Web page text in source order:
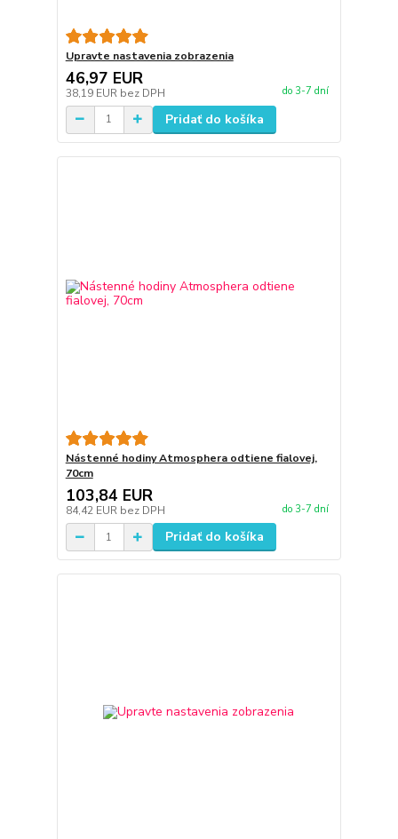
Upravte nastavenia zobrazenia
46,97 EUR
38,19 EUR bez DPH do 3-7 dní
Pridať do košíka
Nástenné hodiny Atmosphera odtiene fialovej,
70cm
103,84 EUR
84,42 EUR bez DPH do 3-7 dní
Pridať do košíka